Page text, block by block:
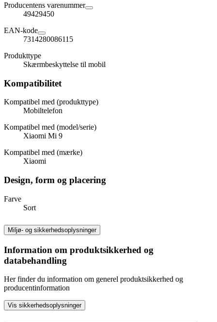
Producentens varenummer
49429450
EAN-kode
7314280086115
Produkttype
Skærmbeskyttelse til mobil
Kompatibilitet
Kompatibel med (produkttype)
Mobiltelefon
Kompatibel med (model/serie)
Xiaomi Mi 9
Kompatibel med (mærke)
Xiaomi
Design, form og placering
Farve
Sort
Miljø- og sikkerhedsoplysninger
Information om produktsikkerhed og
databehandling
Her finder du information om generel produktsikkerhed og
producentinformation
Vis sikkerhedsoplysninger